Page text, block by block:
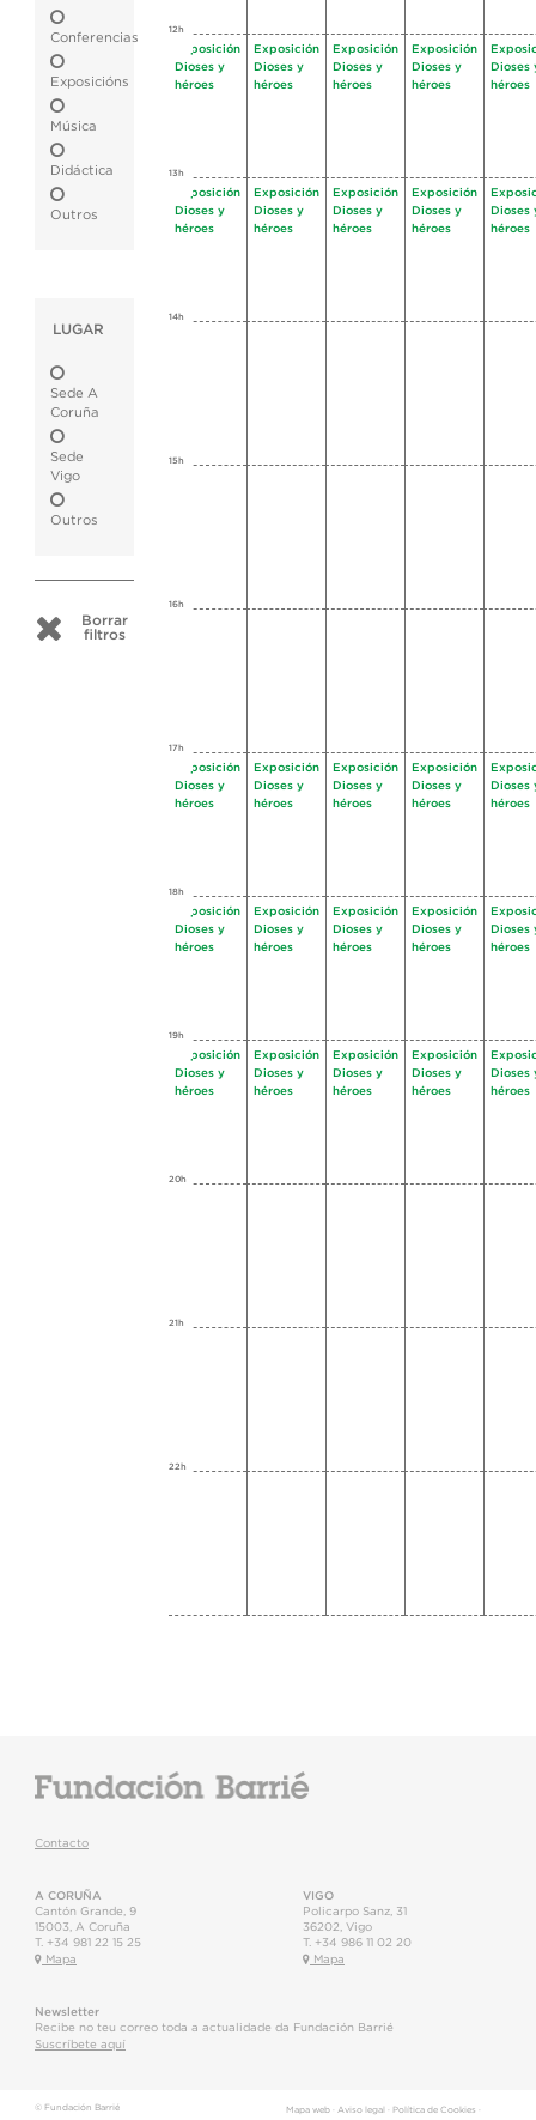
Conferencias
Exposicións
Música
Didáctica
Outros
LUGAR
Sede A
Coruña
Sede
Vigo
Outros
Borrar
filtros
12h
Exposición
Dioses y
héroes
Exposición
Dioses y
héroes
Exposición
Dioses y
héroes
Exposición
Dioses y
héroes
Dioses
héroes
13h
Exposición
Dioses y
héroes
Exposición
Dioses y
héroes
Exposición
Dioses y
héroes
Exposición
Dioses y
héroes
Dioses
héroes
14h
15h
16h
17h
Exposición
Dioses y
héroes
Exposición
Dioses y
héroes
Exposición
Dioses y
héroes
Exposición
Dioses y
héroes
Dioses
héroes
18h
Exposición
Dioses y
héroes
Exposición
Dioses y
héroes
Exposición
Dioses y
héroes
Exposición
Dioses y
héroes
Dioses
héroes
19h
Exposición
Dioses y
héroes
Exposición
Dioses y
héroes
Exposición
Dioses y
héroes
Exposición
Dioses y
héroes
Dioses
héroes
20h
21h
22h
Contacto
A CORUÑA
Cantón Grande, 9
15003
A Coruña
T. +34 981 22 15 25
Mapa
VIGO
Policarpo Sanz, 31
36202 Vigo
T. +34 986 11 02 20
Mapa
Newsletter
Recibe no teu correo toda a actualidade da Fundación Barrié
Suscríbete aquí
© Fundación Barrié Mapa web· Aviso legal · Política de Cookies ·